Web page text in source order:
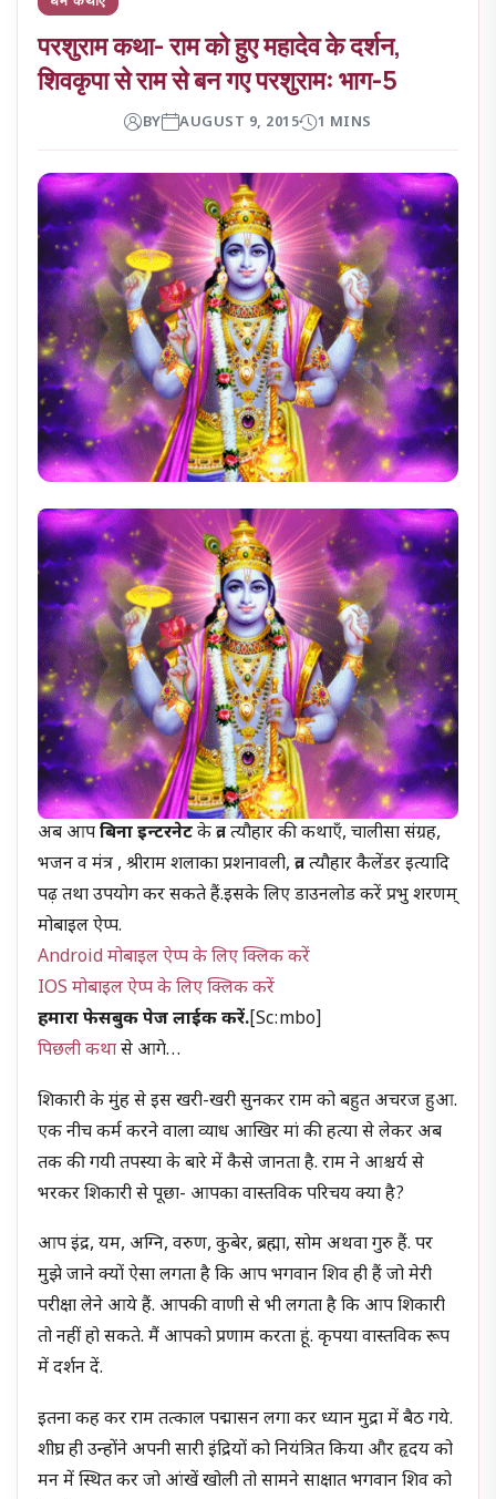
परशुराम कथा- राम को हुए महादेव के दर्शन,
शिवकृपा से राम से बन गए परशुरामः भाग-5
BY AUGUST 9, 2015 1 MINS
अब आपबिना इन्टरनेटके व्रत त्यौहार की कथाएँ, चालीसा संग्रह,
भजन व मंत्र , श्रीराम शलाका प्रशनावली, व्रत त्यौहार कैलेंडर इत्यादि
पढ़ तथा उपयोग कर सकते हैं.इसके लिए डाउनलोड करें प्रभु शरणम्
मोबाइल ऐप्प.
Android मोबाइल ऐप्प के लिए क्लिक करें
IOS मोबाइल ऐप्प के लिए क्लिक करें
हमारा फेसबुक पेज लाईक करें. [sc:mbo]
पिछली कथासे आगे…
शिकारी के मुंह से इस खरी-खरी सुनकर राम को बहुत अचरज हुआ.
एक नीच कर्म करने वाला व्याध आखिर मां की हत्या से लेकर अब
तक की गयी तपस्या के बारे में कैसे जानता है. राम ने आश्चर्य से
भरकर शिकारी से पूछा- आपका वास्तविक परिचय क्या है?
आप इंद्र, यम, अग्नि, वरुण, कुबेर, ब्रह्मा, सोम अथवा गुरु हैं. पर
मुझे जाने क्यों ऐसा लगता है कि आप भगवान शिव ही हैं जो मेरी
परीक्षा लेने आये हैं. आपकी वाणी से भी लगता है कि आप शिकारी
तो नहीं हो सकते. मैं आपको प्रणाम करता हूं. कृपया वास्तविक रूप
में दर्शन दें.
इतना कह कर राम तत्काल पद्मासन लगा कर ध्यान मुद्रा में बैठ गये.
शीघ्र ही उन्होंने अपनी सारी इंद्रियों को नियंत्रित किया और हृदय को
मन में स्थित कर जो आंखें खोली तो सामने साक्षात भगवान शिव को